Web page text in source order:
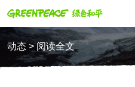
动态 > 阅读全文